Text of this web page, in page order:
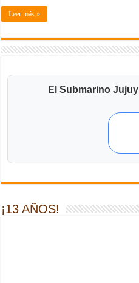
Leer más »
El Submarino Jujuy
¡13 AÑOS!